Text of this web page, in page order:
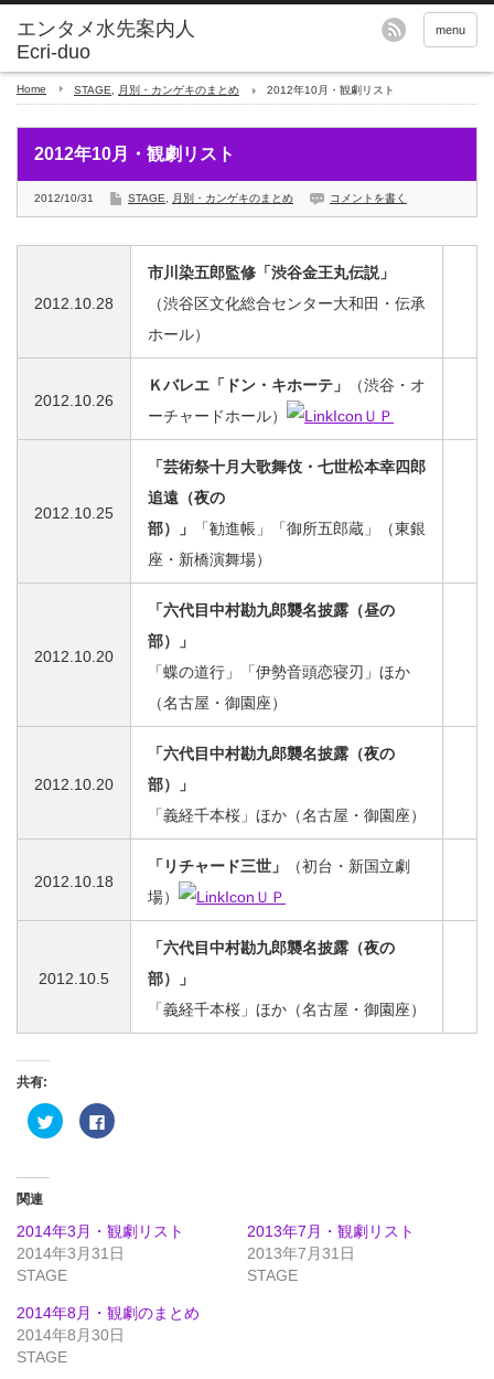
エンタメ水先案内人
Ecri-duo
menu
Home STAGE 月別・カンゲキのまとめ 2012年10月・観劇リスト
2012年10月・観劇リスト
2012/10/31 STAGE 月別・カンゲキのまとめ コメントを書く
2012.10.28
市川染五郎監修「渋谷金王丸伝説」
（渋谷区文化総合センター大和田・伝承
ホール）
2012.10.26
Ｋバレエ「ドン・キホーテ」
（渋谷・オ
ーチャードホール）
ＵＰ
2012.10.25
「芸術祭十月大歌舞伎・七世松本幸四郎
追遠 （夜の
部）」
「勧進帳」「御所五郎蔵」（東銀
座・新橋演舞場）
2012.10.20
「六代目中村勘九郎襲名披露（昼の
部）」
「蝶の道行」「伊勢音頭恋寝刃」ほか
（名古屋・御園座）
2012.10.20
「六代目中村勘九郎襲名披露（夜の
部）」
「義経千本桜」ほか（名古屋・御園座）
2012.10.18
「リチャード三世」
（初台・新国立劇
場）
ＵＰ
2012.10.5
「六代目中村勘九郎襲名披露（夜の
部）」
「義経千本桜」ほか（名古屋・御園座）
共有:
ク
リ
共
有
(新
し
い
ィ
ン
ド
ウ
で
開
Facebook
で
ク
リ
ッ
ク
く
だ
さ
い
関連
2014年3月・観劇リスト
2014年3月31日
STAGE
2013年7月・観劇リスト
2013年7月31日
STAGE
2014年8月・観劇のまとめ
2014年8月30日
STAGE